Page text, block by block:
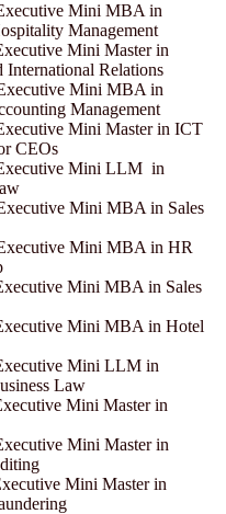
Mini MBA in
Management
Mini Master in
International Relations
Mini MBA in
Management
Mini Master in ICT
CEOs
Mini LLM in
Mini MBA in Sales
Mini MBA in HR
Mini MBA in Sales
Mini MBA in Hotel
Mini LLM in
Law
Mini Master in
Mini Master in
Mini Master in